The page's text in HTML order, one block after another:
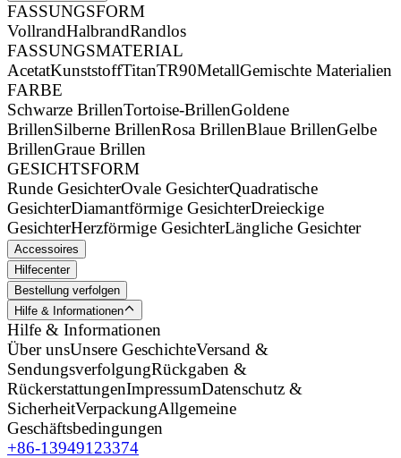
FASSUNGSFORM
VollrandHalbrandRandlos
FASSUNGSMATERIAL
AcetatKunststoffTitanTR90MetallGemischte Materialien
FARBE
Schwarze BrillenTortoise-BrillenGoldene
BrillenSilberne BrillenRosa BrillenBlaue BrillenGelbe
BrillenGraue Brillen
GESICHTSFORM
Runde GesichterOvale GesichterQuadratische
GesichterDiamantförmige GesichterDreieckige
GesichterHerzförmige GesichterLängliche Gesichter
Accessoires
Hilfecenter
Bestellung verfolgen
Hilfe & Informationen
Hilfe & Informationen
Über unsUnsere GeschichteVersand &
SendungsverfolgungRückgaben &
RückerstattungenImpressumDatenschutz &
SicherheitVerpackungAllgemeine
Geschäftsbedingungen
+86-13949123374